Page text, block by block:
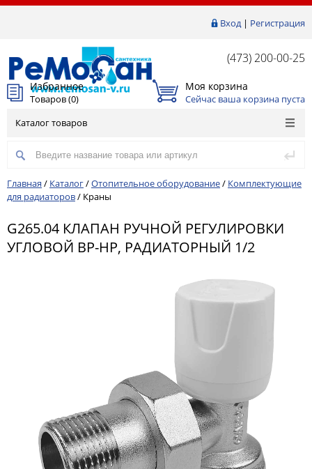
Вход| Регистрация
(473) 200-00-25
Избранное
Товаров (0)
Моя корзина
Сейчас ваша корзина пуста
Каталог товаров
Главная / Каталог/Отопительное оборудование/ Комплектующие
для радиаторов/ Краны
G265.04 КЛАПАН РУЧНОЙ РЕГУЛИРОВКИ
УГЛОВОЙ ВР-НР, РАДИАТОРНЫЙ 1/2